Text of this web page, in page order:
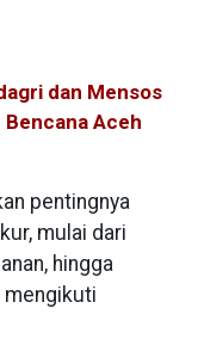
dan Mensos
Aceh
pentingnya
mulai dari
hingga
mengikuti